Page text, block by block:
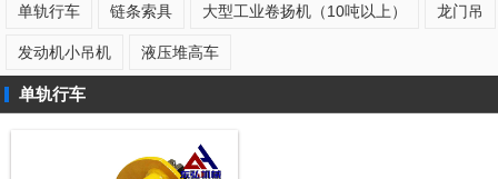
单轨行车 链条索具 大型工业卷扬机（10吨以上） 龙门吊
发动机小吊机 液压堆高车
单轨行车